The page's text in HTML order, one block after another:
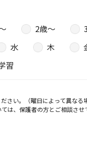
2歳〜
水 木
習
い。（曜日によって異なる
、保護者の方とご相談させ